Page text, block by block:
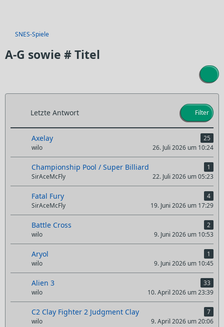
SNES-Spiele
A-G sowie # Titel
Letzte Antwort Filter
Axelay
25
wilo
26. Juli 2026 um 10:24
Championship Pool / Super Billiard
1
SirAceMcFly
22. Juli 2026 um 05:23
Fatal Fury
4
SirAceMcFly
19. Juni 2026 um 17:29
Battle Cross
2
wilo
9. Juni 2026 um 10:53
Aryol
1
wilo
9. Juni 2026 um 10:45
Alien 3
33
wilo
10. April 2026 um 23:39
C2 Clay Fighter 2 Judgment Clay
7
wilo
9. April 2026 um 20:06